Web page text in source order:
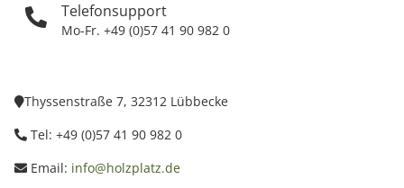
Telefonsupport
Mo-Fr. +49 (0)57 41 90 982 0
Thyssenstraße 7, 32312 Lübbecke
Tel: +49 (0)57 41 90 982 0
Email: info@holzplatz.de